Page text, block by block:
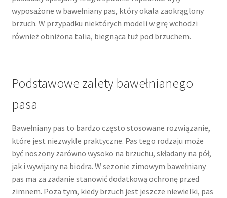
wyposażone w bawełniany pas, który okala zaokrąglony
brzuch. W przypadku niektórych modeli w grę wchodzi
również obniżona talia, biegnąca tuż pod brzuchem.
Podstawowe zalety bawełnianego
pasa
Bawełniany pas to bardzo często stosowane rozwiązanie,
które jest niezwykle praktyczne. Pas tego rodzaju może
być noszony zarówno wysoko na brzuchu, składany na pół,
jak i wywijany na biodra. W sezonie zimowym bawełniany
pas ma za zadanie stanowić dodatkową ochronę przed
zimnem. Poza tym, kiedy brzuch jest jeszcze niewielki, pas